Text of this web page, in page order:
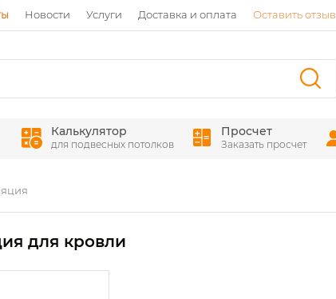
Новости Услуги Доставка и оплата Оставить отзыв
Калькулятор
для подвесных потолков
Просчет
Заказать просчет
для кровли